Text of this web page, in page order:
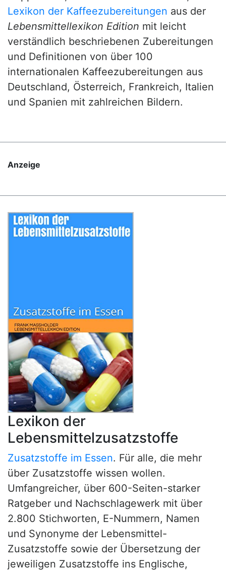
Lexikon der Kaffeezubereitungen aus der
Lebensmittellexikon Edition mit leicht
verständlich beschriebenen Zubereitungen
und Definitionen von über 100
internationalen Kaffeezubereitungen aus
Deutschland, Österreich, Frankreich, Italien
und Spanien mit zahlreichen Bildern.
Anzeige
Lexikon der
Lebensmittelzusatzstoffe
Zusatzstoffe im Essen. Für alle, die mehr
über Zusatzstoffe wissen wollen.
Umfangreicher, über 600-Seiten-starker
Ratgeber und Nachschlagewerk mit über
2.800 Stichworten, E-Nummern, Namen
und Synonyme der Lebensmittel-
Zusatzstoffe sowie der Übersetzung der
jeweiligen Zusatzstoffe ins Englische,